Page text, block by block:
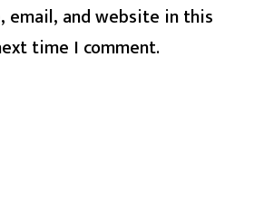
email, and website in this
time I comment.